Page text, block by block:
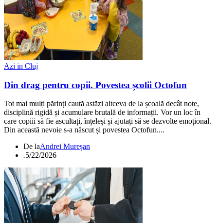
Azi in Cluj
Din drag pentru copii. Povestea școlii Octofun
Tot mai mulți părinți caută astăzi altceva de la școală decât note,
disciplină rigidă și acumulare brutală de informații. Vor un loc în
care copiii să fie ascultați, înțeleși și ajutați să se dezvolte emoțional.
Din această nevoie s-a născut și povestea Octofun....
De laAndrei Mureșan
.5/22/2026